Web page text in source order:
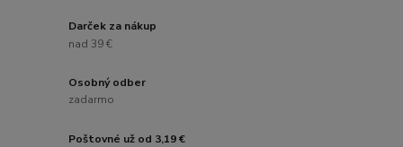
Darček za nákup
nad 39 €
Osobný odber
zadarmo
Poštovné už od 3,19 €